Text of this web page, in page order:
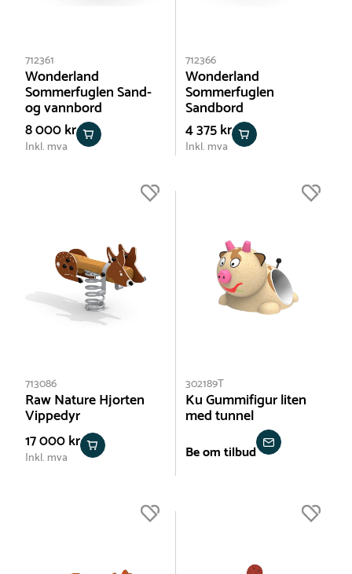
712361
Wonderland
Sommerfuglen Sand-
og vannbord
8 000 kr
Inkl. mva
712366
Wonderland
Sommerfuglen
Sandbord
4 375 kr
Inkl. mva
713086
Raw Nature Hjorten
Vippedyr
17 000 kr
Inkl. mva
302189T
Ku Gummifigur liten
med tunnel
Be om tilbud